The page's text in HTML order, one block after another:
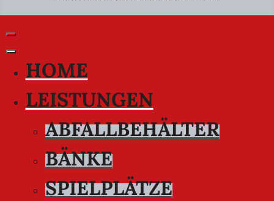
HOME
LEISTUNGEN
ABFALLBEHÄLTER
BÄNKE
SPIELPLÄTZE